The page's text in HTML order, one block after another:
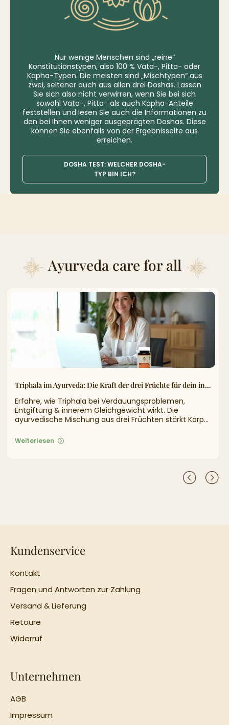
Nur wenige Menschen sind „reine“
Konstitutionstypen, also 100 % Vata-, Pitta- oder
Kapha-Typen. Die meisten sind „Mischtypen“ aus
zwei, seltener auch aus allen drei Doshas. Lassen
Sie sich also nicht verwirren, wenn Sie bei sich
sowohl Vata-, Pitta- als auch Kapha-Anteile
feststellen und lesen Sie auch die Informationen zu
den bei Ihnen weniger ausgeprägten Doshas. Diese
können Sie ebenfalls von der Ergebnisseite aus
erreichen.
DOSHA TEST: WELCHER DOSHA-
TYP BIN ICH?
Ayurveda care for all
Triphala im Ayurveda: Die Kraft der drei Früchte für dein inneres Gleichgewicht
Erfahre, wie Triphala bei Verdauungsproblemen,
Entgiftung & innerem Gleichgewicht wirkt. Die
ayurvedische Mischung aus drei Früchten stärkt Körper
Weiterlesen
Kundenservice
Kontakt
Fragen und Antworten zur Zahlung
Versand & Lieferung
Retoure
Widerruf
Unternehmen
AGB
Impressum